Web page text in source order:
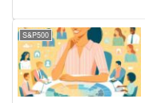
S&P500